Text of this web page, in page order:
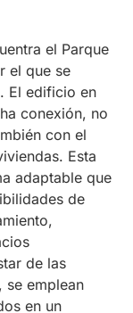
el Parque
el que se
El edificio en
conexión, no
con el
Esta
adaptable que
de
de las
se emplean
en un